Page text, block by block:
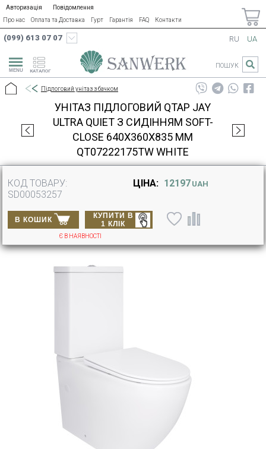
Авторизація
Повідомлення
Про нас
Оплата та Доставка Гурт Гарантія FAQ Контакти
(099) 613 07 07
КАТАЛОГ
RU UA
ПОШУК
Підлоговий унітаз з бачком
УНІТАЗ ПІДЛОГОВИЙ QTAP JAY
ULTRA QUIET З СИДІННЯМ SOFT-
CLOSE 640X360X835 ММ
QT07222175TW WHITE
КОД ТОВАРУ:
SD00053257
ЦІНА: 12197 UAH
В КОШИК
КУПИТИ В
1 КЛІК
Є В НАЯВНОСТІ